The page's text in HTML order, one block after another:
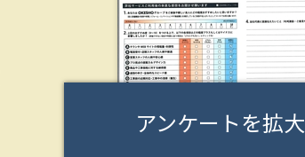
アンケートを拡大